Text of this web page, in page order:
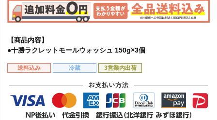
【商品内容】
●十勝ラクレットモールウォッシュ 150g×3個
送料込み 冷蔵 3営業内出荷